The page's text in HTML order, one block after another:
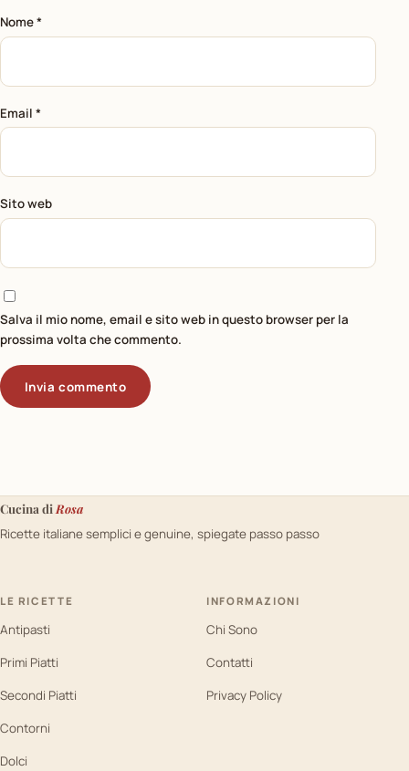
Nome*
Email *
Sito web
Salva il mio nome, email e sito web in questo browser per la
prossima volta che commento.
Cucina di Rosa
Ricette italiane semplici e genuine, spiegate passo passo
LE RICETTE
Antipasti
Primi Piatti
Secondi Piatti
Contorni
Dolci
INFORMAZIONI
Chi Sono
Contatti
Privacy Policy